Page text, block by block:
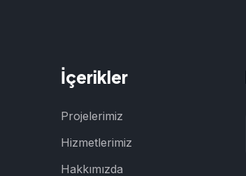
İçerikler
Projelerimiz
Hizmetlerimiz
Hakkımızda